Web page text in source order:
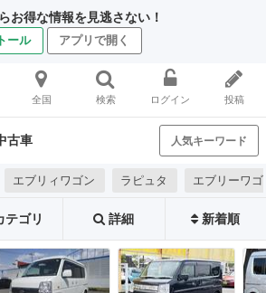
お得な情報を見逃さない！
ール アプリで開く
全国 検索 ログイン 投稿
古車 人気キーワード
エブリィワゴン ラピュタ エブリーワゴ
テゴリ 詳細 新着順